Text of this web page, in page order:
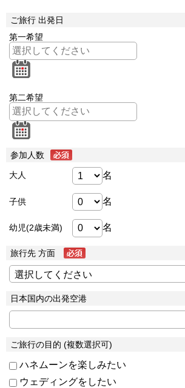
ご旅行 出発日
第一希望
第二希望
参加人数
大人 名
子供 名
幼児(2歳未満) 名
旅行先 方面
日本国内の出発空港
ご旅行の目的 (複数選択可)
ハネムーンを楽しみたい
ウェディングをしたい